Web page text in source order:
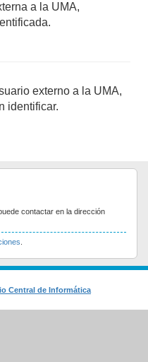
a la UMA,
externo a la UMA,
identificar.
contactar en la dirección
Central de Informática